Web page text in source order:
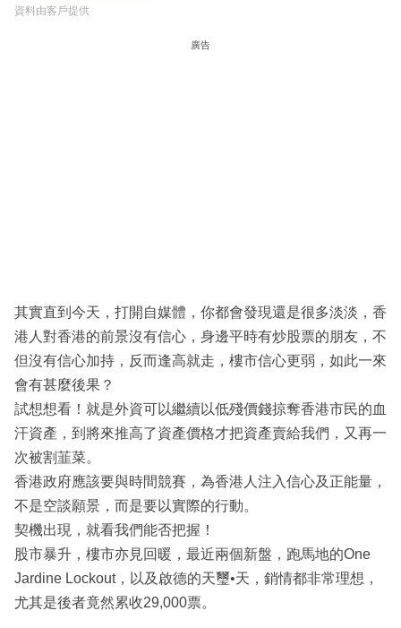
資料由客戶提供
廣告
其實直到今天，打開自媒體，你都會發現還是很多淡淡，香
港人對香港的前景沒有信心，身邊平時有炒股票的朋友，不
但沒有信心加持，反而逢高就走，樓市信心更弱，如此一來
會有甚麼後果？
試想想看！就是外資可以繼續以低殘價錢掠奪香港市民的血
汗資產，到將來推高了資產價格才把資產賣給我們，又再一
次被割韮菜。
香港政府應該要與時間競賽，為香港人注入信心及正能量，
不是空談願景，而是要以實際的行動。
契機出現，就看我們能否把握！
股市暴升，樓市亦見回暖，最近兩個新盤，跑馬地的One
Jardine Lockout，以及啟德的天璽•天，銷情都非常理想，
尤其是後者竟然累收29,000票。